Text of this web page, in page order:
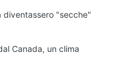
diventassero "secche"
Canada, un clima